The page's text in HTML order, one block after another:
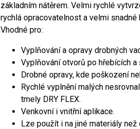
základním nátěrem. Velmi rychlé
rychlá opracovatelnost a velmi snadné
Vhodné pro:
Vyplňování a opravy drobných
Vyplňování otvorů po hřebících a
Drobné opravy, kde poškození
Rychlé vyplnění malých
tmely DRY FLEX.
Venkovní i vnitřní aplikace.
Lze použít i na jiné materiály